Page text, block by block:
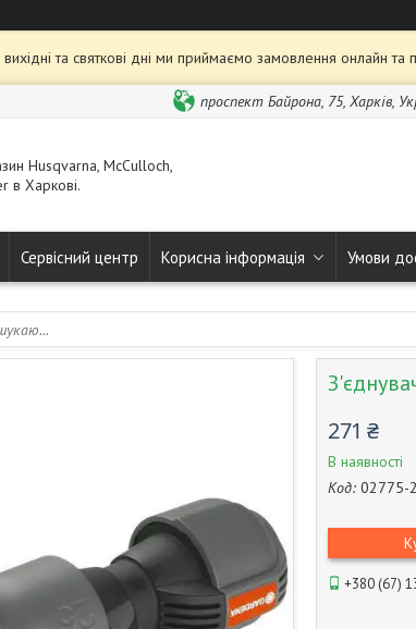
та святкові дні ми приймаємо замовлення онлайн
проспект Байрона, 75, Харків,
Husqvarna, McCulloch,
в Харкові.
Сервісний центр Корисна інформація Умови
271 ₴
В наявності
Код: 02775-
+380 (67)